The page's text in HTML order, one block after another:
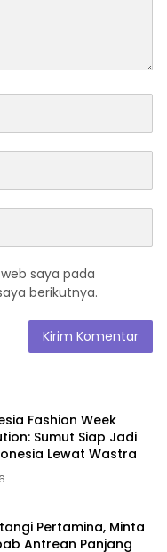
saya pada
berikutnya.
Fashion Week
Sumut Siap Jadi
Lewat Wastra
Pertamina, Minta
Antrean Panjang